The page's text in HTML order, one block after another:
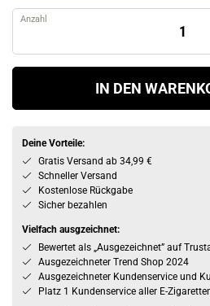
Anzahl
IN DEN
Deine Vorteile:
Gratis Versand ab 34,99 €
Schneller Versand
Kostenlose Rückgabe
Sicher bezahlen
Vielfach ausgzeichnet:
Bewertet als „Ausgezeichnet” auf
Ausgezeichneter Trend Shop 2024
Ausgezeichneter Kundenservice und
Platz 1 Kundenservice aller E-